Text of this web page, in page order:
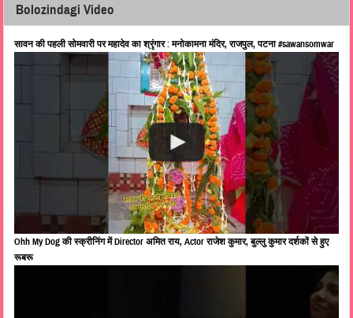
Bolozindagi Video
सावन की पहली सोमवारी पर महादेव का श्रृंगार : मनोकामना मंदिर, राजपुल, पटना #sawansomwar
Ohh My Dog की स्क्रीनिंग में Director अमित राय, Actor राजेश कुमार, बुल्लु कुमार दर्शकों से हुए
रूबरू